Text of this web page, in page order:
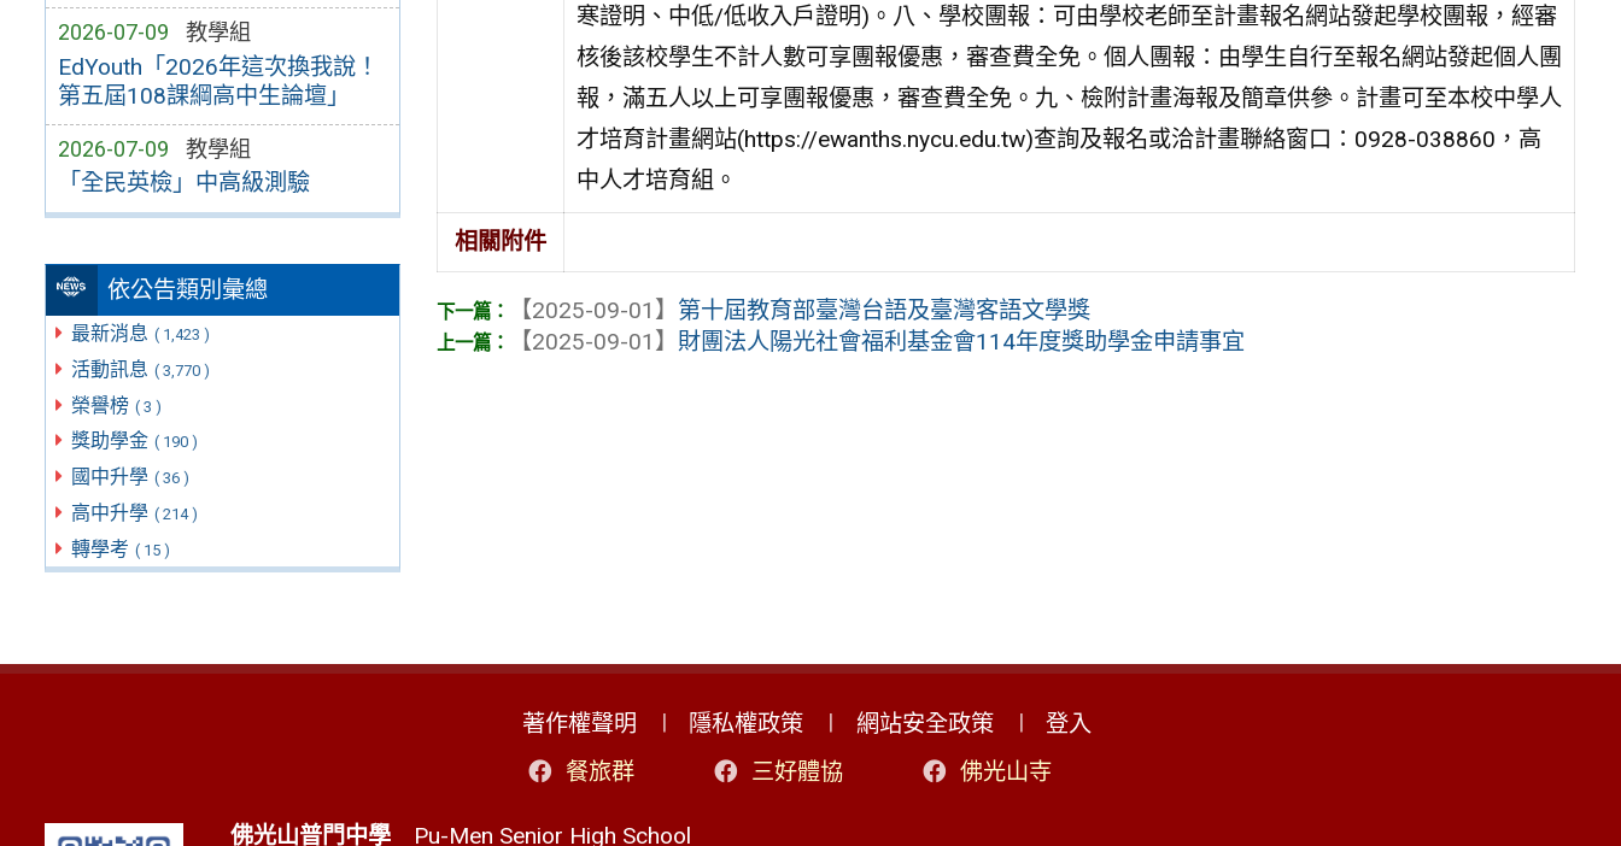
2026-07-09 教學組
EdYouth「2026年這次換我說！
第五屆108課綱高中生論壇」
2026-07-09 教學組
「全民英檢」中高級測驗
依公告類別彙總
最新消息 ( 1,423 )
活動訊息 ( 3,770 )
榮譽榜 ( 3 )
獎助學金 ( 190 )
國中升學 ( 36 )
高中升學 ( 214 )
轉學考 ( 15 )
寒證明、中低/低收入戶證明)。八、學校團報：可由學校老師至計畫報名網站發起學校團報，經審
核後該校學生不計人數可享團報優惠，審查費全免。個人團報：由學生自行至報名網站發起個人團
報，滿五人以上可享團報優惠，審查費全免。九、檢附計畫海報及簡章供參。計畫可至本校中學人
才培育計畫網站(https://ewanths.nycu.edu.tw)查詢及報名或洽計畫聯絡窗口：0928-038860，高
中人才培育組。
相關附件
【2025-09-01】 第十屆教育部臺灣台語及臺灣客語文學獎
【2025-09-01】 財團法人陽光社會福利基金會114年度獎助學金申請事宜
著作權聲明 隱私權政策 網站安全政策
登入
餐旅群
三好體協 佛光山寺
佛光山普門中學Pu-Men Senior High School